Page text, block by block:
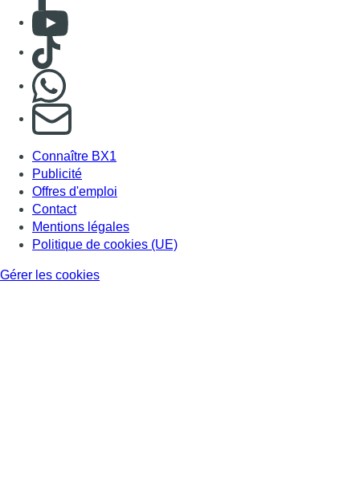
Consulter Youtube
Consulter TikTok
S'abonner à notre newsletter
Connaître BX1
Publicité
Offres d'emploi
Contact
Mentions légales
Politique de cookies (UE)
Gérer les cookies